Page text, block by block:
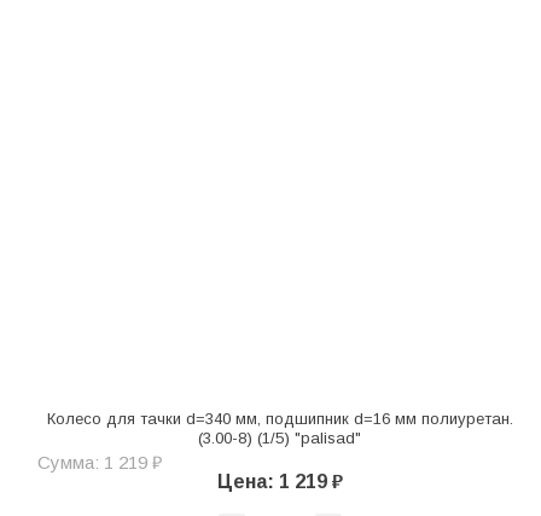
Колесо для тачки d=340 мм, подшипник d=16 мм полиуретан.
(3.00-8) (1/5) "palisad"
Сумма: 1 219 ₽
Цена: 1 219 ₽